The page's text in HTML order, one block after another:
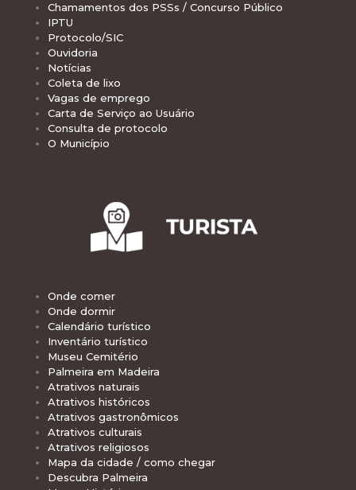
Chamamentos dos PSSs / Concurso Público
IPTU
Protocolo/SIC
Ouvidoria
Notícias
Coleta de lixo
Vagas de emprego
Carta de Serviço ao Usuário
Consulta de protocolo
O Município
Onde comer
Onde dormir
Calendário turístico
Inventário turístico
Museu Cemitério
Palmeira em Madeira
Atrativos naturais
Atrativos históricos
Atrativos gastronômicos
Atrativos culturais
Atrativos religiosos
Mapa da cidade / como chegar
Descubra Palmeira